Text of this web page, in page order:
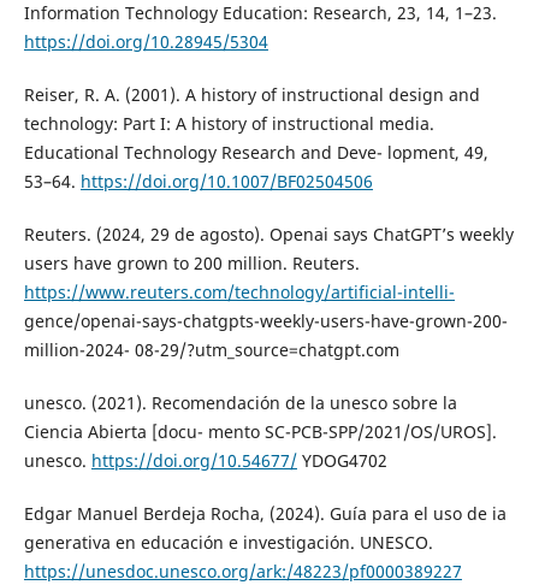
Information Technology Education: Research, 23, 14, 1–23.
https://doi.org/10.28945/5304
Reiser, R. A. (2001). A history of instructional design and
technology: Part I: A history of instructional media.
Educational Technology Research and Deve- lopment, 49,
53–64. https://doi.org/10.1007/BF02504506
Reuters. (2024, 29 de agosto). Openai says ChatGPT’s weekly
users have grown to 200 million. Reuters.
https://www.reuters.com/technology/artificial-intelli-
gence/openai-says-chatgpts-weekly-users-have-grown-200-
million-2024- 08-29/?utm_source=chatgpt.com
unesco. (2021). Recomendación de la unesco sobre la
Ciencia Abierta [docu- mento SC-PCB-SPP/2021/OS/UROS].
unesco. https://doi.org/10.54677/YDOG4702
Edgar Manuel Berdeja Rocha, (2024). Guía para el uso de ia
generativa en educación e investigación. UNESCO.
https://unesdoc.unesco.org/ark:/48223/pf0000389227